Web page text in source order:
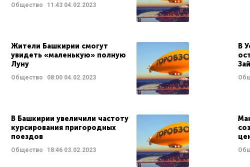
Общество 11:43 04.02.2023
Жители Башкирии смогут
увидеть «маленькую» полную
Луну
Общество 08:00 04.02.2023
В
В Башкирии увеличили частоту
курсирования пригородных
поездов
Общество 18:46 03.02.2023